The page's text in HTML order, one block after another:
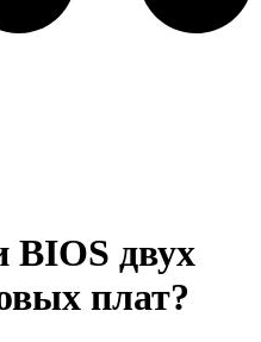
двух
плат?